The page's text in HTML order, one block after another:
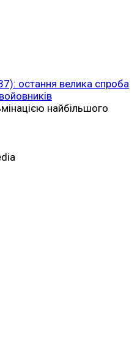
остання велика спроба
найбільшого